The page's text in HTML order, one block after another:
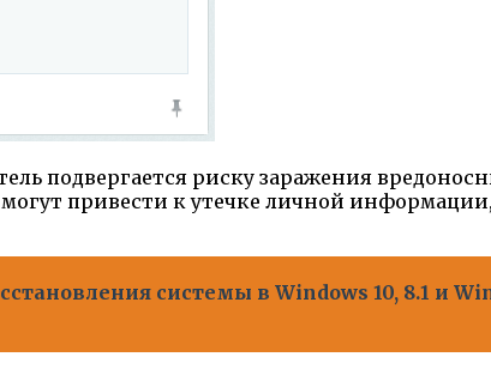
подвергается риску заражения
привести к утечке личной
системы в Windows 10, 8.1 и